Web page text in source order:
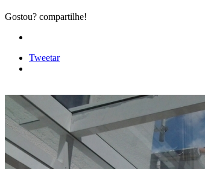
Gostou? compartilhe!
Tweetar